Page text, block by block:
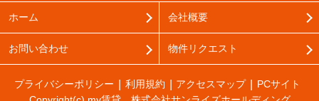
ホーム 会社概要
お問い合わせ 物件リクエスト
プライバシーポリシー 利用規約 アクセスマップ
PCサイト